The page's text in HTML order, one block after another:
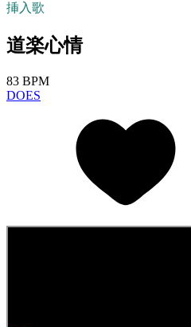
挿入歌
道楽心情
83 BPM
DOES